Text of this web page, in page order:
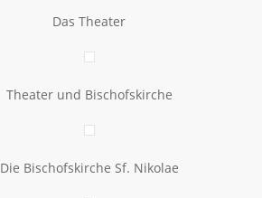
Das Theater
Theater und Bischofskirche
Die Bischofskirche Sf. Nikolae